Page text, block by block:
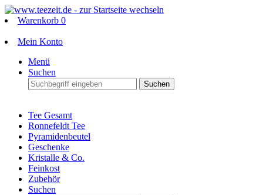
Warenkorb 0
Mein Konto
Menü
Suchen
Suchen
Tee Gesamt
Ronnefeldt Tee
Pyramidenbeutel
Geschenke
Kristalle & Co.
Feinkost
Zubehör
Suchen